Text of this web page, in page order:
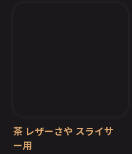
茶 レザーさや スライサ
ー用